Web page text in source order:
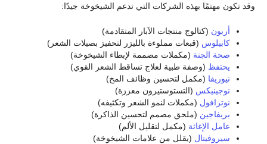
وقد تكون مهتمًا بهذه الشركات التي تدعم الشيخوخة جيدًا:
أربون (كتالوج منتجات الآبار المتقادمة)
كابيلوس (قبعات مملوءة بالليزر لتحفيز بصيلات الشعر)
صحة الجنة (مكملات مصممة لإبطاء الشيخوخة)
يحتفظ (وصفة طبية لعلاج تساقط الشعر القوي)
نيوريفا (مكمل لتحسين وظائف المخ)
نوجينيكس (التستوستيرون معززة)
نوترافول (مكملات لنمو الشعر وتكثيفه)
بريفاجين (ملحق مصمم لتحسين الذاكرة)
عامل الإغاثة (مكمل لتقليل الألم)
سيروفيتال (يقلل من علامات الشيخوخة)